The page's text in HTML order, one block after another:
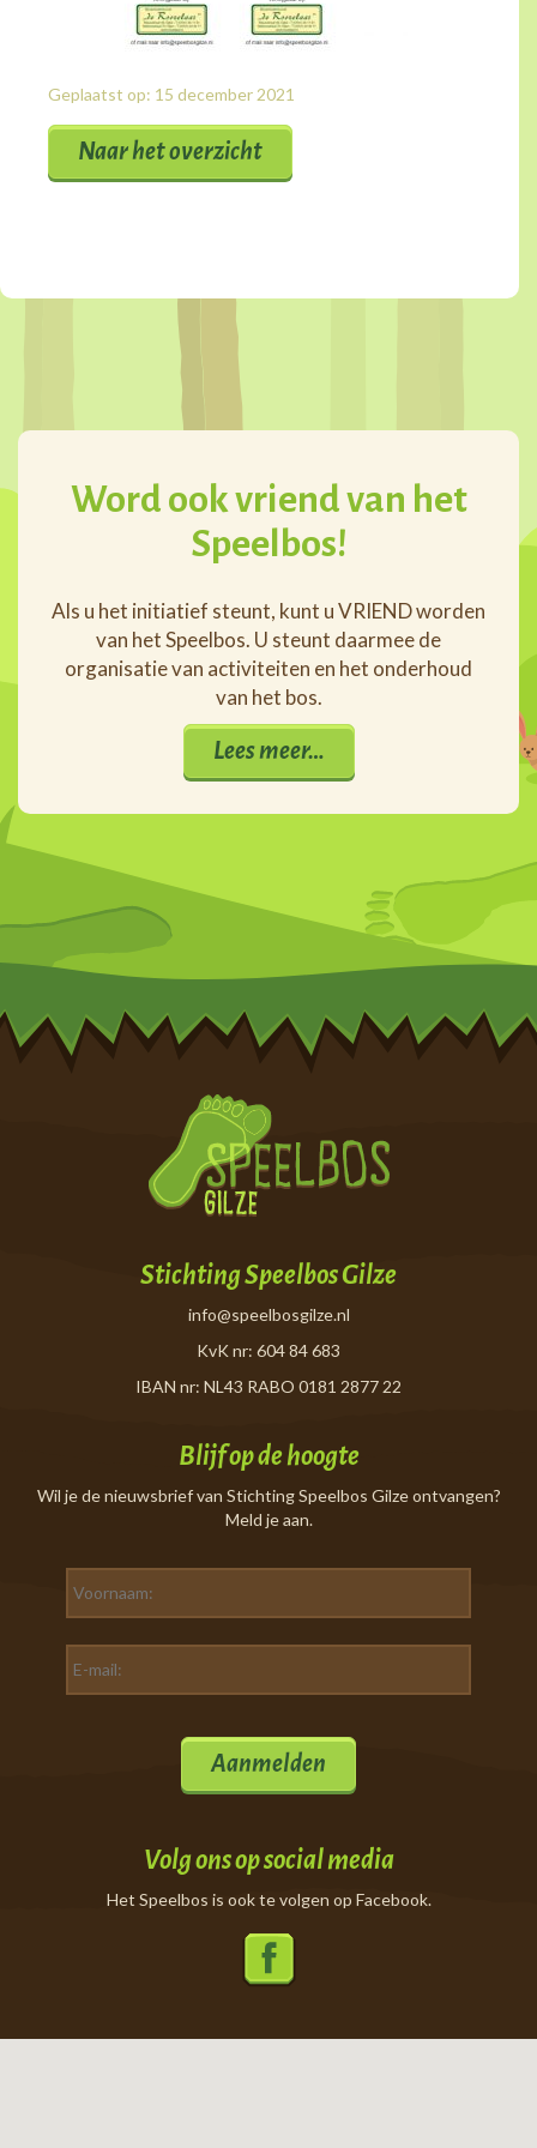
Geplaatst op: 15 december 2021
Naar het overzicht
Word ook vriend van het
Speelbos!
Als u het initiatief steunt, kunt u VRIEND worden
van het Speelbos. U steunt daarmee de
organisatie van activiteiten en het onderhoud
van het bos.
Lees meer…
Stichting Speelbos Gilze
info@speelbosgilze.nl
KvK nr: 604 84 683
IBAN nr: NL43 RABO 0181 2877 22
Blijf op de hoogte
Wil je de nieuwsbrief van Stichting Speelbos Gilze ontvangen?
Meld je aan.
Aanmelden
Volg ons op social media
Het Speelbos is ook te volgen op Facebook.